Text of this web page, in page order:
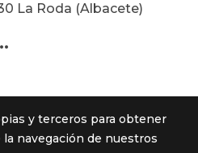
La Roda (Albacete)
y terceros para obtener
navegación de nuestros